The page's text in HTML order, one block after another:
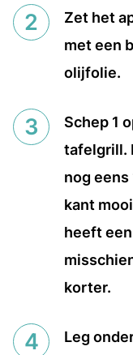
Zet het
met een
olijfolie.
Schep 1
tafelgrill.
nog eens
kant
heeft
korter.
Leg